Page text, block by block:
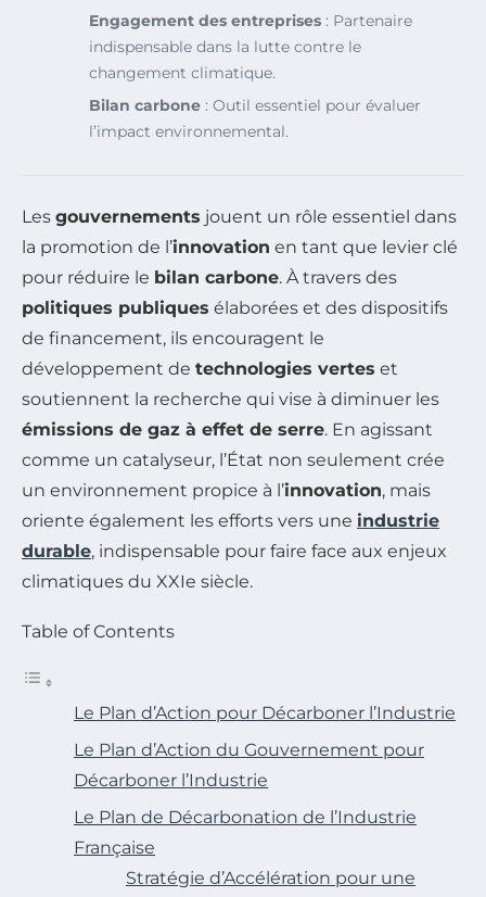
Engagement des entreprises : Partenaire
indispensable dans la lutte contre le
changement climatique.
Bilan carbone : Outil essentiel pour évaluer
l’impact environnemental.
Les gouvernements jouent un rôle essentiel dans
la promotion de l’innovation en tant que levier clé
pour réduire le bilan carbone. À travers des
politiques publiques élaborées et des dispositifs
de financement, ils encouragent le
développement de technologies vertes et
soutiennent la recherche qui vise à diminuer les
émissions de gaz à effet de serre. En agissant
comme un catalyseur, l’État non seulement crée
un environnement propice à l’innovation, mais
oriente également les efforts vers une industrie
durable, indispensable pour faire face aux enjeux
climatiques du XXIe siècle.
Table of Contents
Le Plan d’Action pour Décarboner l’Industrie
Le Plan d’Action du Gouvernement pour
Décarboner l’Industrie
Le Plan de Décarbonation de l’Industrie
Française
Stratégie d’Accélération pour une